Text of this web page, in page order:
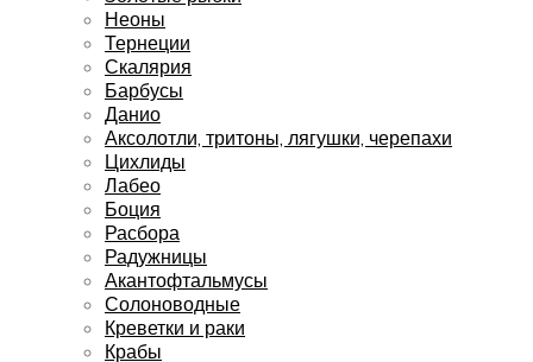
Неоны
Тернеции
Скалярия
Барбусы
Данио
Аксолотли, тритоны, лягушки, черепахи
Цихлиды
Лабео
Боция
Расбора
Радужницы
Акантофтальмусы
Солоноводные
Креветки и раки
Крабы